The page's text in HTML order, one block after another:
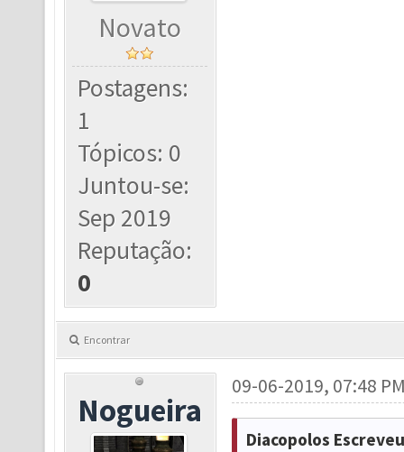
Novato
Postagens:
1
Tópicos: 0
Juntou-se:
Sep 2019
Reputação:
0
Encontrar
Nogueira
09-06-2019, 07:48
Diacopolos